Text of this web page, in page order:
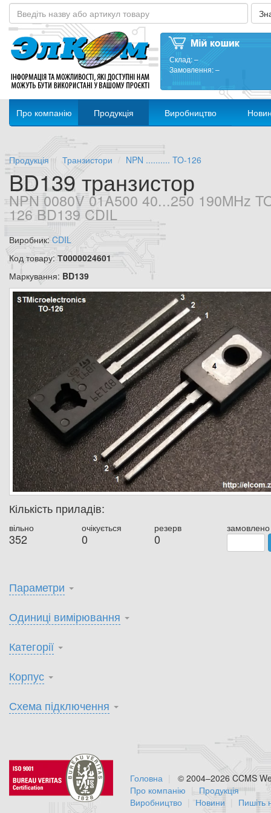
Склад:–
Замовлення:–
Про компанію Продукція Виробництво
Продукція Транзистори NPN .......... TO-126
BD139 транзистор
NPN 0080V 01A500 40...250 190MHz
126 BD139 CDIL
Виробник:CDIL
Код товару:Т0000024601
Маркування: BD139
Кількість приладів:
вільно
352
очікується
0
резерв
0
замовлено
Параметри
Одиниці вимірювання
Категорії
Корпус
Схема підключення
© 2004–2026 CCMS
Головна
Про компанію
Продукція
Виробництво
Новини Пишіть